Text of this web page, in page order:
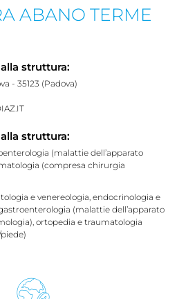
ABANO TERME
struttura:
- 35123 (Padova)
struttura:
(malattie dell’apparato
(compresa chirurgia
e venereologia, endocrinologia e
(malattie dell’apparato
ortopedia e traumatologia